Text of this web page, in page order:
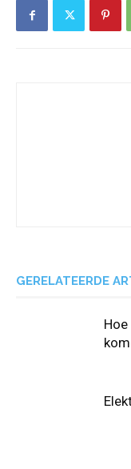
GERELATEERDE